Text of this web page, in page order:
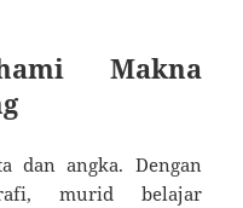
Makna
dan angka. Dengan
murid belajar